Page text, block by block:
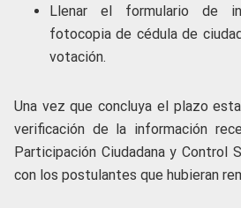
Llenar el formulario de
fotocopia de cédula de
votación.
Una vez que concluya el plazo
verificación de la información
Participación Ciudadana y Control
con los postulantes que hubieran